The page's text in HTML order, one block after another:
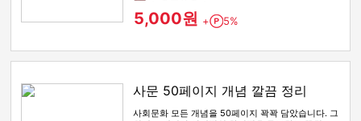
5,000원 + Point
5%
사문 50페이지 개념 깔끔 정리
사회문화 모든 개념을 50페이지 꽉꽉 담았습니다. 그